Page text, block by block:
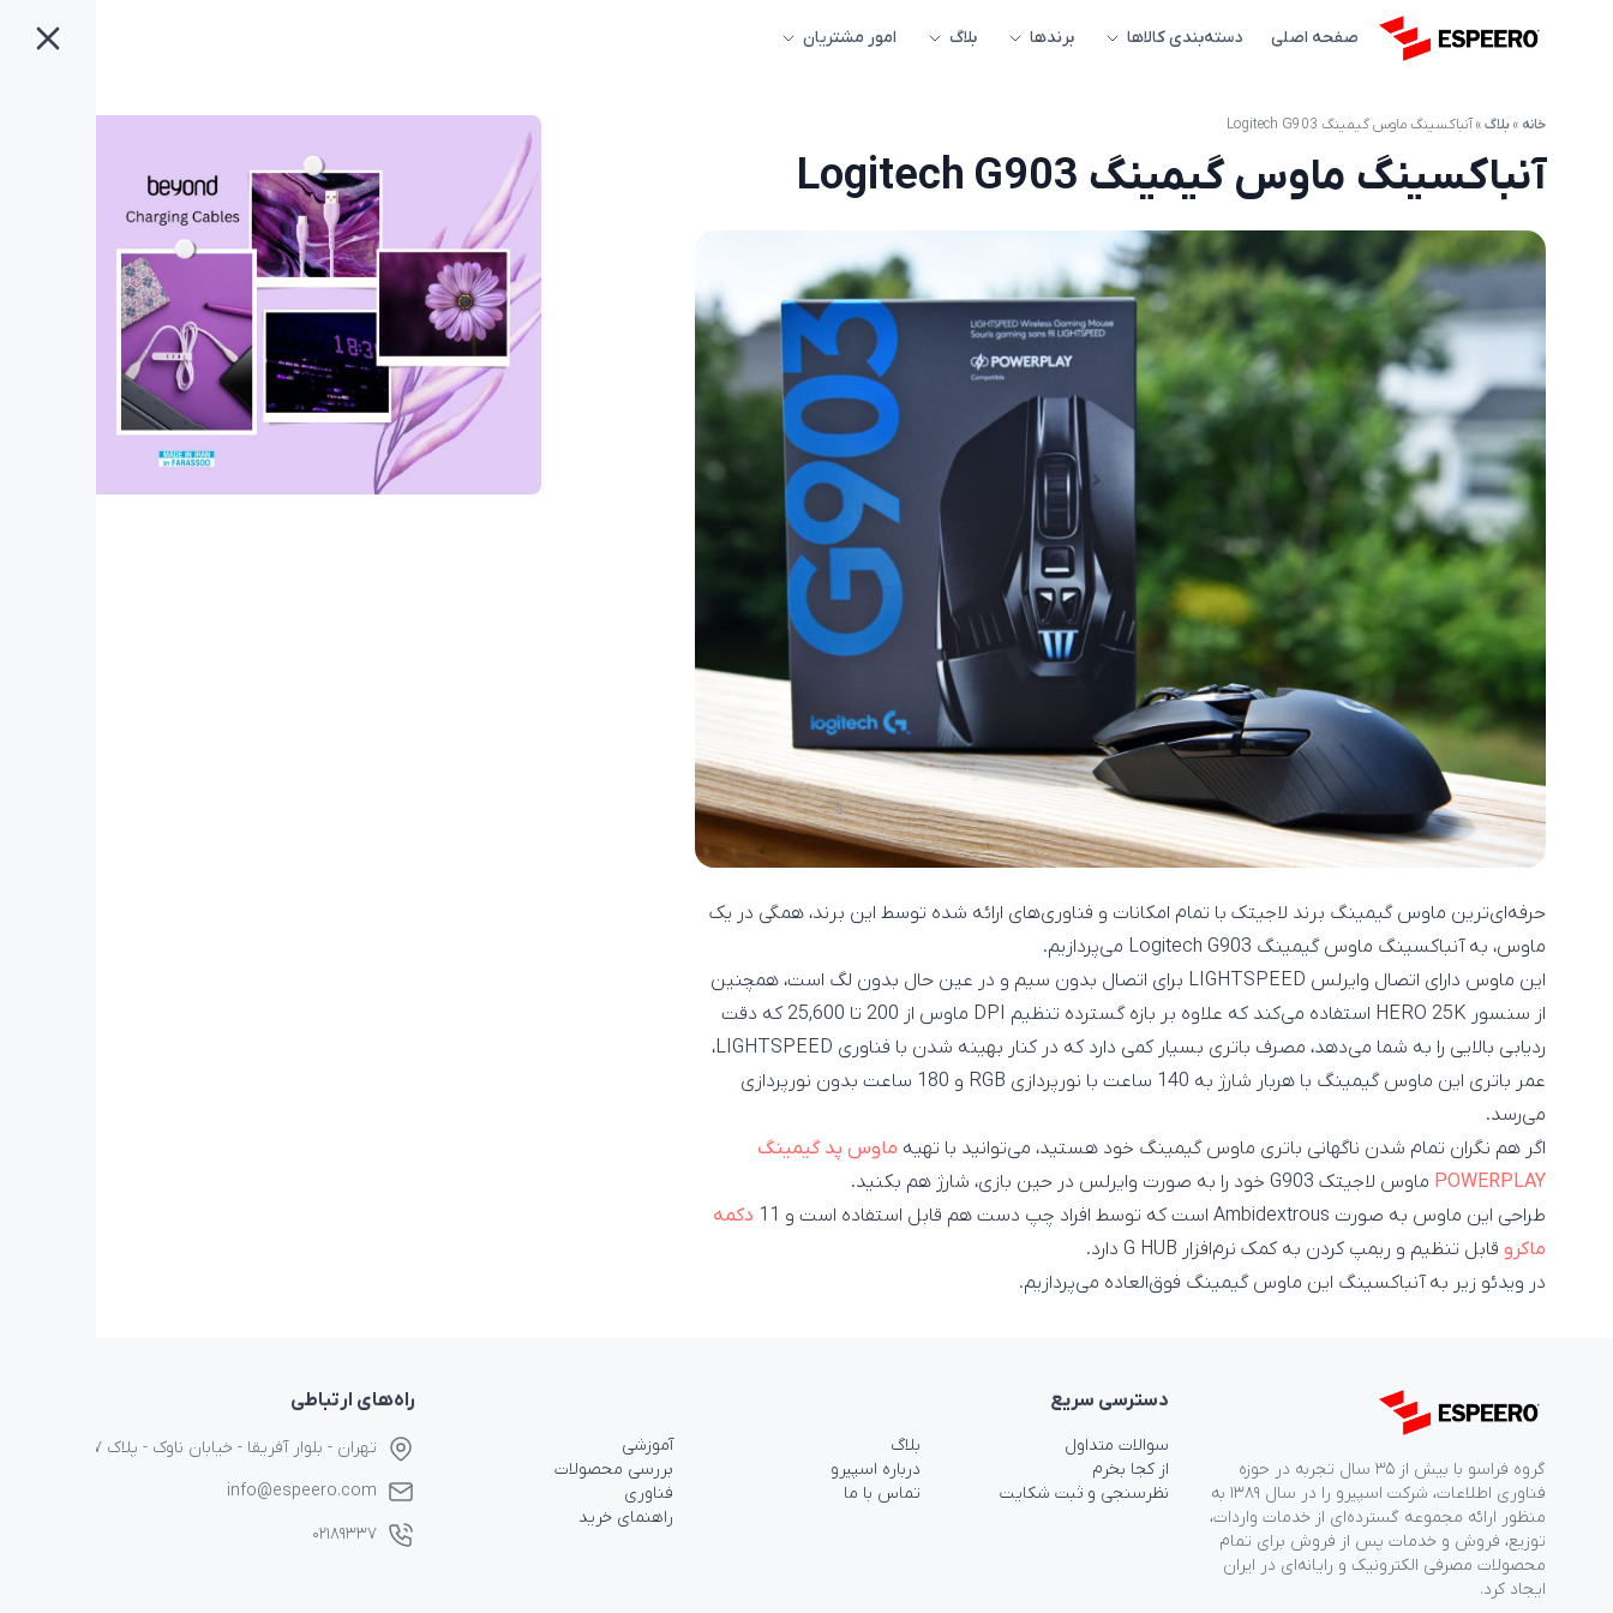
صفحه اصلی دسته‌بندی کالاها برندها بلاگ امور مشتریان
خانه »بلاگ»آنباکسینگ ماوس گیمینگ Logitech G903
آنباکسینگ ماوس گیمینگ Logitech G903
حرفه‌ای‌ترین ماوس گیمینگ برند لاجیتک با تمام امکانات و فناوری‌های ارائه شده توسط این برند، همگی در یک
ماوس، به آنباکسینگ ماوس گیمینگ Logitech G903 می‌پردازیم.
این ماوس دارای اتصال وایرلس LIGHTSPEED برای اتصال بدون سیم و در عین حال بدون لگ است، همچنین
از سنسور HERO 25K استفاده می‌کند که علاوه بر بازه گسترده تنظیم DPI ماوس از 200 تا 25,600 که دقت
ردیابی بالایی را به شما می‌دهد، مصرف باتری بسیار کمی دارد که در کنار بهینه شدن با فناوری LIGHTSPEED،
عمر باتری این ماوس گیمینگ با هربار شارژ به 140 ساعت با نورپردازی RGB و 180 ساعت بدون نورپردازی
می‌رسد.
اگر هم نگران تمام شدن ناگهانی باتری ماوس گیمینگ خود هستید، می‌توانید با تهیه ماوس پد گیمینگ
POWERPLAY ماوس لاجیتک G903 خود را به صورت وایرلس در حین بازی، شارژ هم بکنید.
طراحی این ماوس به صورت Ambidextrous است که توسط افراد چپ دست هم قابل استفاده است و 11
دکمه
ماکرو قابل تنظیم و ریمپ کردن به کمک نرم‌افزار G HUB دارد.
در ویدئو زیر به آنباکسینگ این ماوس گیمینگ فوق‌العاده می‌پردازیم.
گروه فراسو با بیش از ۳۵ سال تجربه در حوزه
فناوری اطلاعات، شرکت اسپیرو را در سال ۱۳۸۹ به
منظور ارائه مجموعه گسترده‌ای از خدمات واردات،
توزیع، فروش و خدمات پس از فروش برای تمام
محصولات مصرفی الکترونیک و رایانه‌ای در ایران
ایجاد کرد.
دسترسی‌ سریع
سوالات متداول
از کجا بخرم
نظرسنجی و ثبت شکایت
بلاگ
درباره اسپیرو
تماس با ما
آموزشی
بررسی محصولات
فناوری
راهنمای خرید
راه‌های ارتباطی
تهران - بلوار آفریقا - خیابان ناوک - پلاک ۱۷
info@espeero.com
۰۲۱۸۹۳۳۷